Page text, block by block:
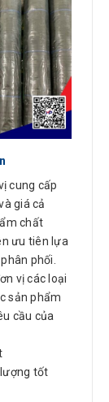
cung cấp
giá cả
chất
ưu tiên lựa
phối.
vị các loại
sản phẩm
cầu của
tốt